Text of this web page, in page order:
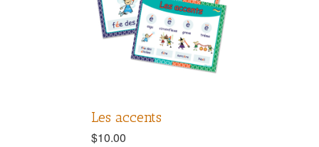
Les accents
$10.00